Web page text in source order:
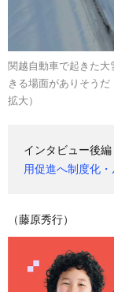
関越自動車で起きた
きる場面がありそう
拡大）
インタビュー後編
用促進へ制度化
（藤原秀行）